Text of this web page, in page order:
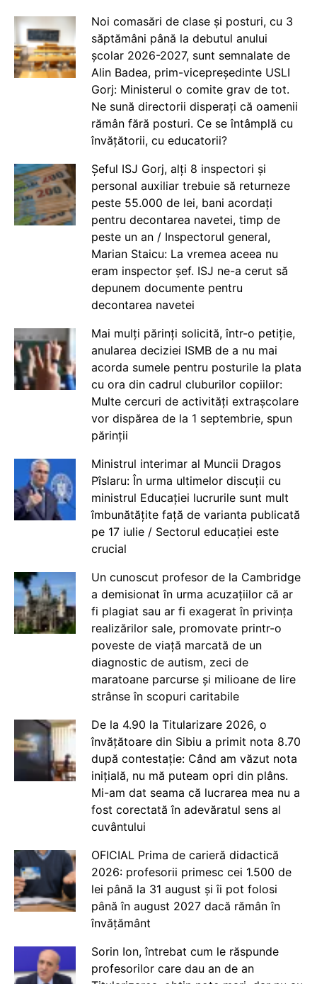
Noi comasări de clase și posturi, cu 3
săptămâni până la debutul anului
școlar 2026-2027, sunt semnalate de
Alin Badea, prim-vicepreședinte USLI
Gorj: Ministerul o comite grav de tot.
Ne sună directorii disperați că oamenii
rămân fără posturi. Ce se întâmplă cu
învățătorii, cu educatorii?
Șeful ISJ Gorj, alți 8 inspectori și
personal auxiliar trebuie să returneze
peste 55.000 de lei, bani acordați
pentru decontarea navetei, timp de
peste un an / Inspectorul general,
Marian Staicu: La vremea aceea nu
eram inspector șef. ISJ ne-a cerut să
depunem documente pentru
decontarea navetei
Mai mulți părinți solicită, într-o petiție,
anularea deciziei ISMB de a nu mai
acorda sumele pentru posturile la plata
cu ora din cadrul cluburilor copiilor:
Multe cercuri de activități extrașcolare
vor dispărea de la 1 septembrie, spun
părinții
Ministrul interimar al Muncii Dragos
Pîslaru: În urma ultimelor discuții cu
ministrul Educației lucrurile sunt mult
îmbunătățite față de varianta publicată
pe 17 iulie / Sectorul educației este
crucial
Un cunoscut profesor de la Cambridge
a demisionat în urma acuzațiilor că ar
fi plagiat sau ar fi exagerat în privința
realizărilor sale, promovate printr-o
poveste de viață marcată de un
diagnostic de autism, zeci de
maratoane parcurse și milioane de lire
strânse în scopuri caritabile
De la 4.90 la Titularizare 2026, o
învățătoare din Sibiu a primit nota 8.70
după contestație: Când am văzut nota
inițială, nu mă puteam opri din plâns.
Mi-am dat seama că lucrarea mea nu a
fost corectată în adevăratul sens al
cuvântului
OFICIAL Prima de carieră didactică
2026: profesorii primesc cei 1.500 de
lei până la 31 august și îi pot folosi
până în august 2027 dacă rămân în
învățământ
Sorin Ion, întrebat cum le răspunde
profesorilor care dau an de an